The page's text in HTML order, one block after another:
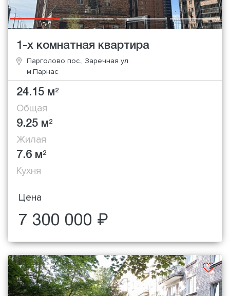
1-х комнатная квартира
Парголово пос., Заречная ул.
м.Парнас
24.15 м2
Общая
9.25 м2
Жилая
7.6 м2
Кухня
Цена
7 300 000 ₽